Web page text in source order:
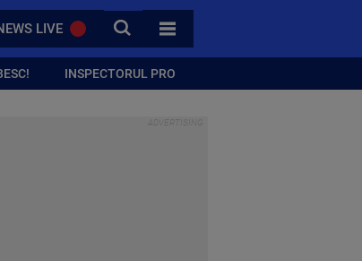
LIVE CAUTA
TOATE CATEGORIILE
INSPECTORUL PRO